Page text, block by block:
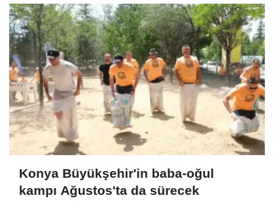
Konya Büyükşehir'in baba-oğul
kampı Ağustos'ta da sürecek